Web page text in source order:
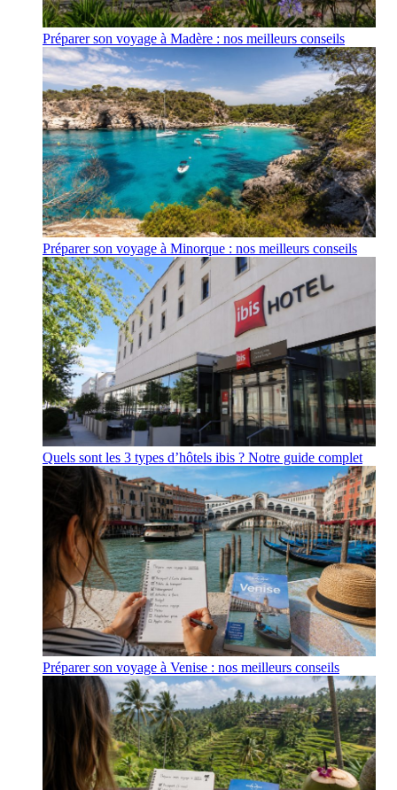
Préparer son voyage à Madère : nos meilleurs conseils
Préparer son voyage à Minorque : nos meilleurs conseils
Quels sont les 3 types d’hôtels ibis ? Notre guide complet
Préparer son voyage à Venise : nos meilleurs conseils